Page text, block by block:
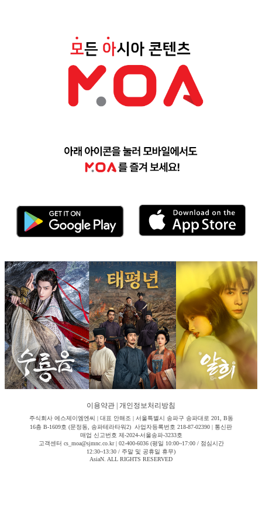
이용약관 개인정보처리방침
주식회사 에스제이엠엔씨 | 대표 안해조 | 서울특별시 송파구 송파대로 201, B동
16층 B-1609호 (문정동, 송파테라타워2) 사업자등록번호 218-87-02390 | 통신판
매업 신고번호 제-2024-서울송파-3233호
고객센터 cs_moa@sjmnc.co.kr | 02-400-6036 (평일 10:00~17:00 / 점심시간
12:30~13:30 / 주말 및 공휴일 휴무)
AsiaN. ALL RIGHTS RESERVED